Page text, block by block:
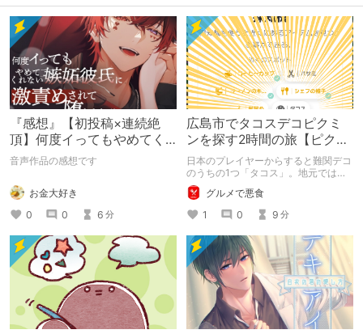
『感想』【初投稿×連続絶
頂】何度イってもやめてく
れない嫉妬彼氏に激責めさ
音声作品の感想です
お金大好き
0
0 6 分
広島市でタコスデコピクミ
ンを探す2時間の旅【ピクミ
ンブルーム / Pikmin
Bloom】
日本のプレイヤーからすると難関デコ
のうちの1つ「タコス」。地元では見
つけられなかった男が広島で探す旅を
お送りします。ねくすと5月のテーマ
「お出かけの記録」。
グルメで悪食
1
0 9 分